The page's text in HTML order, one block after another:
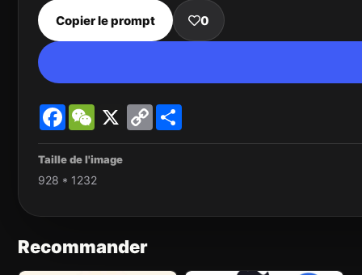
Copier le prompt 0
FacebookWeChat
X
Copy
Link
Taille de l'image
928 * 1232
Recommander